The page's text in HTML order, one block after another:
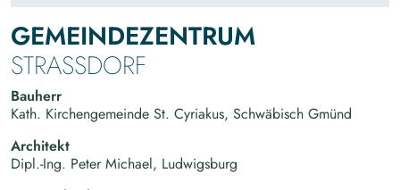
GEMEINDEZENTRUM
STRASSDORF
Bauherr
Kath. Kirchengemeinde St. Cyriakus, Schwäbisch Gmünd
Architekt
Dipl.-Ing. Peter Michael, Ludwigsburg